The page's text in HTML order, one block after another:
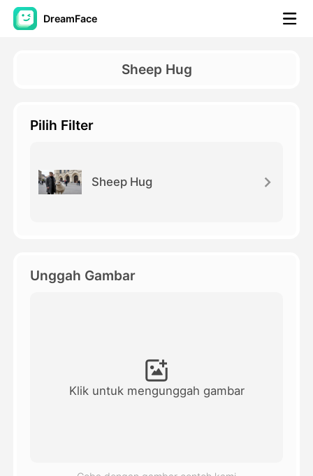
DreamFace
Video AI
Foto AI
Sheep Hug
Pilih Filter
Sheep Hug
Unggah Gambar
Klik untuk mengunggah gambar